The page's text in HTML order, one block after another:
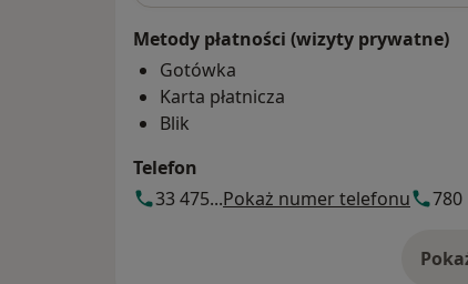
Metody płatności (wizyty prywatne)
Gotówka
Karta płatnicza
Blik
Telefon
33 475...Pokaż numer telefonu 780